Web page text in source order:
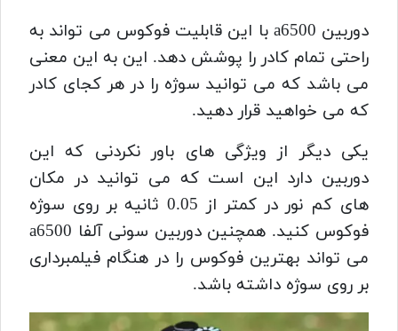
دوربین a6500 با این قابلیت فوکوس می تواند به
راحتی تمام کادر را پوشش دهد. این به این معنی
می باشد که می توانید سوژه را در هر کجای کادر
که می خواهید قرار دهید.
یکی دیگر از ویژگی های باور نکردنی که این
دوربین دارد این است که می توانید در مکان
های کم نور در کمتر از 0.05 ثانیه بر روی سوژه
فوکوس کنید.
همچنین دوربین سونی آلفا a6500
می تواند بهترین فوکوس را در هنگام فیلمبرداری
بر روی سوژه داشته باشد.